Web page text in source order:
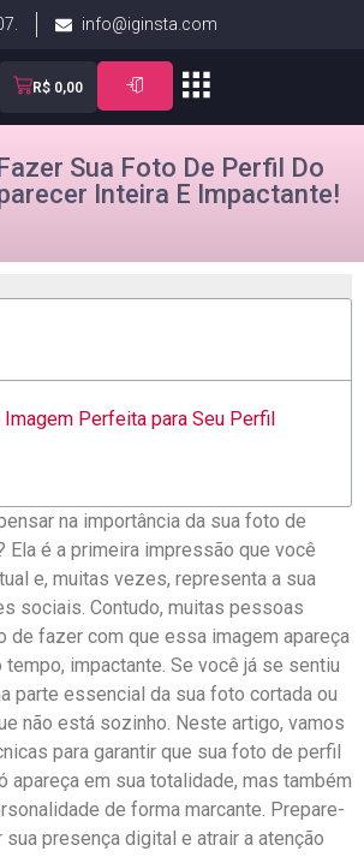
info@iginsta.com
R$ 0,00
Sua Foto De Perfil Do
Inteira E Impactante!
Imagem Perfeita⁢ para ​Seu Perfil
na importância da sua⁤ foto ‍de
Ela é⁢ a‌ primeira‌ impressão que ‌você
e, muitas vezes, representa a ⁣sua
‍sociais. Contudo, muitas ⁣pessoas
de fazer ⁣com​ que essa ​imagem apareça
tempo, impactante. Se você já se sentiu
parte essencial da‌ sua foto cortada ou
não está ‌sozinho. Neste artigo, vamos
para garantir que⁤ sua foto ​de perfil
apareça em sua totalidade, mas‍ também
de forma marcante. Prepare-
presença digital e atrair​ a atenção